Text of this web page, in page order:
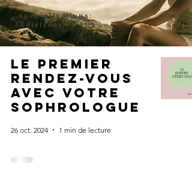
Spécialisations:
Addictions et TCA
Le premier
rendez-vous
avec votre
sophrologue
26 oct. 2024 1 min de lecture